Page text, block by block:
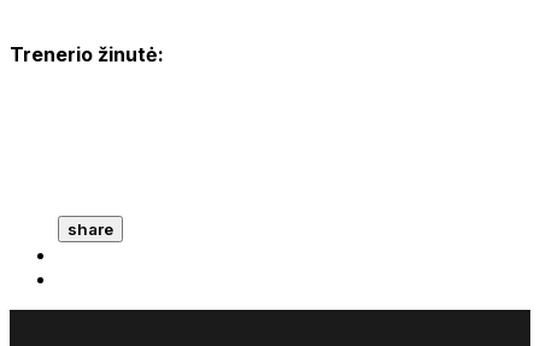
Trenerio žinutė:
share